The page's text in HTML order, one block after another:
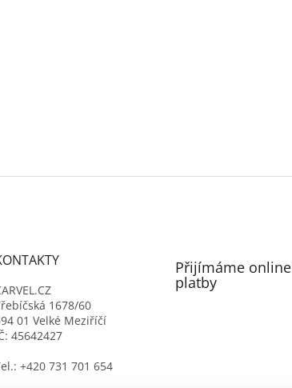
1678/60
01 Velké Meziříčí
45642427
+420 731 701 654
Přijímáme online
platby